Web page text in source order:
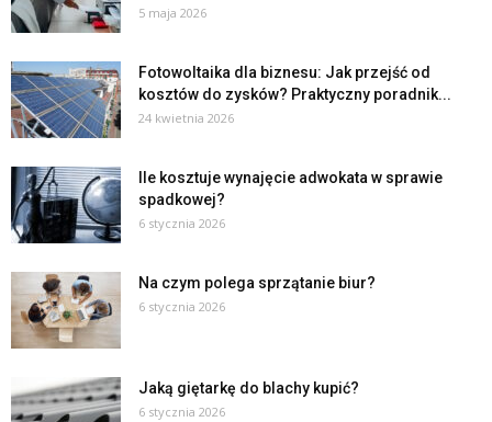
5 maja 2026
Fotowoltaika dla biznesu: Jak przejść od
kosztów do zysków? Praktyczny poradnik...
24 kwietnia 2026
Ile kosztuje wynajęcie adwokata w sprawie
spadkowej?
6 stycznia 2026
Na czym polega sprzątanie biur?
6 stycznia 2026
Jaką giętarkę do blachy kupić?
6 stycznia 2026